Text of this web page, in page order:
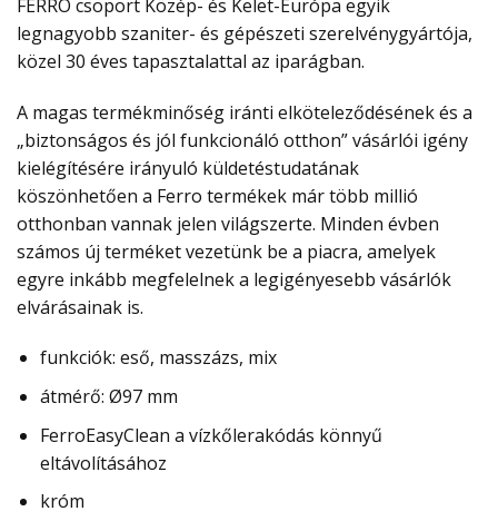
FERRO csoport Közép- és Kelet-Európa egyik
legnagyobb szaniter- és gépészeti szerelvénygyártója,
közel 30 éves tapasztalattal az iparágban.
A magas termékminőség iránti elköteleződésének és a
„biztonságos és jól funkcionáló otthon” vásárlói igény
kielégítésére irányuló küldetéstudatának
köszönhetően a Ferro termékek már több millió
otthonban vannak jelen világszerte. Minden évben
számos új terméket vezetünk be a piacra, amelyek
egyre inkább megfelelnek a legigényesebb vásárlók
elvárásainak is.
funkciók: eső, masszázs, mix
átmérő: Ø97 mm
FerroEasyClean a vízkőlerakódás könnyű
eltávolításához
króm